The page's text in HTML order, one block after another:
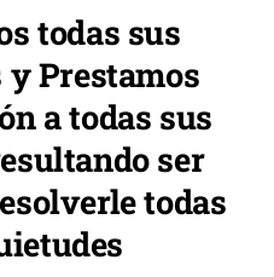
todas sus
Prestamos
a todas sus
ser
todas